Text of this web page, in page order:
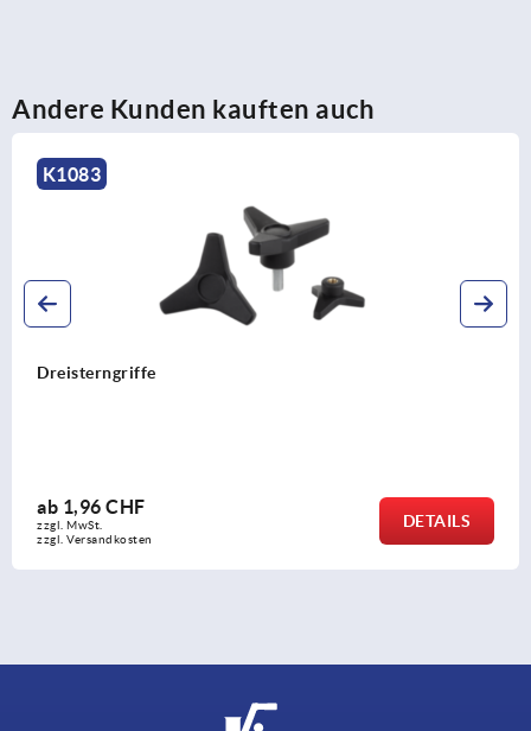
Andere Kunden kauften auch
K1083
Dreisterngriffe
ab 1,96 CHF
zzgl. MwSt.
zzgl. Versandkosten
DETAILS